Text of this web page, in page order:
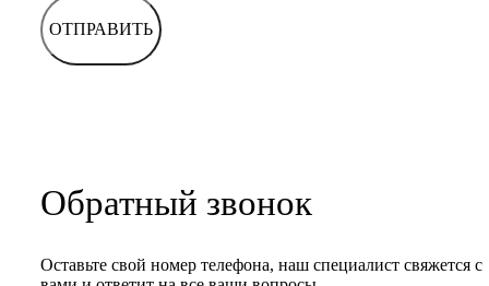
ОТПРАВИТЬ
Обратный звонок
Оставьте свой номер телефона, наш специалист свяжется с